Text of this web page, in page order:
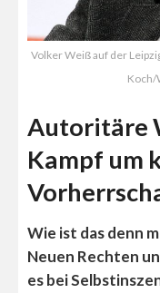
Volker Weiß auf der
Koch/
Autoritäre
Kampf um
Wie ist das denn
Neuen Rechten
es bei